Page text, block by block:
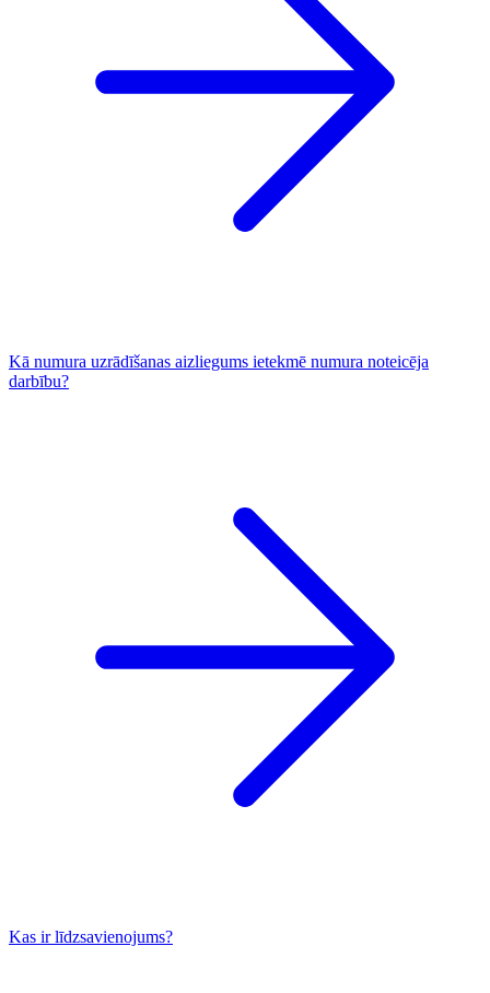
Kā numura uzrādīšanas aizliegums ietekmē numura noteicēja
darbību?
Kas ir līdzsavienojums?